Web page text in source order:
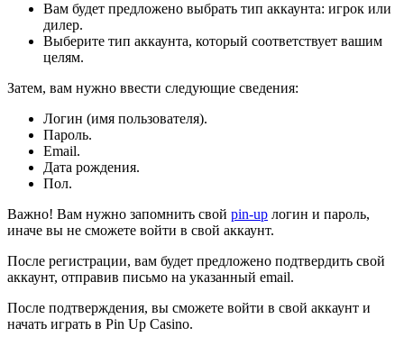
Вам будет предложено выбрать тип аккаунта: игрок или
дилер.
Выберите тип аккаунта, который соответствует вашим
целям.
Затем, вам нужно ввести следующие сведения:
Логин (имя пользователя).
Пароль.
Email.
Дата рождения.
Пол.
Важно! Вам нужно запомнить свой pin-up логин и пароль,
иначе вы не сможете войти в свой аккаунт.
После регистрации, вам будет предложено подтвердить свой
аккаунт, отправив письмо на указанный email.
После подтверждения, вы сможете войти в свой аккаунт и
начать играть в Pin Up Casino.